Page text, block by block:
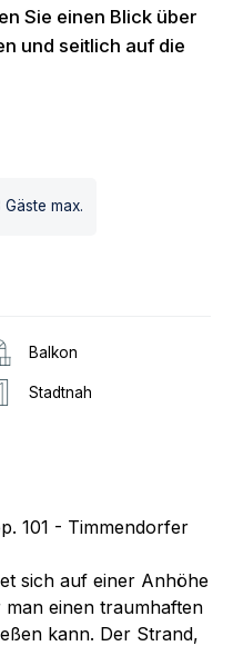
Sie einen Blick über
und seitlich auf die
Gäste max.
Balkon
Stadtnah
101 - Timmendorfer
sich auf einer Anhöhe
einen traumhaften
kann. Der Strand,